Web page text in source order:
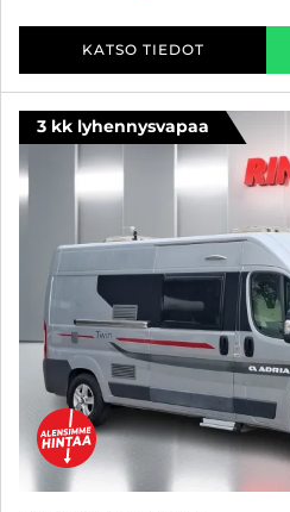
KATSO TIEDOT
3 kk lyhennysvapaa